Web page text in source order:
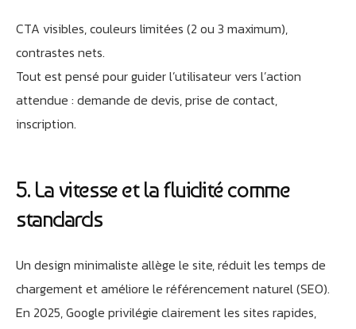
CTA visibles, couleurs limitées (2 ou 3 maximum),
contrastes nets.
Tout est pensé pour guider l’utilisateur vers l’action
attendue : demande de devis, prise de contact,
inscription.
5. La vitesse et la fluidité comme
standards
Un design minimaliste allège le site, réduit les temps de
chargement et améliore le référencement naturel (SEO).
En 2025, Google privilégie clairement les sites rapides,